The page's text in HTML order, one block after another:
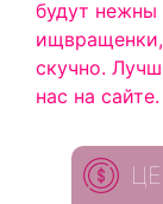
будут нежны
скучно.
нас на сайте.